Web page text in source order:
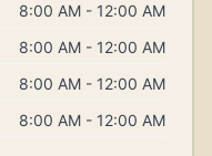
8:00 AM - 12:00 AM
8:00 AM - 12:00 AM
8:00 AM - 12:00 AM
8:00 AM - 12:00 AM